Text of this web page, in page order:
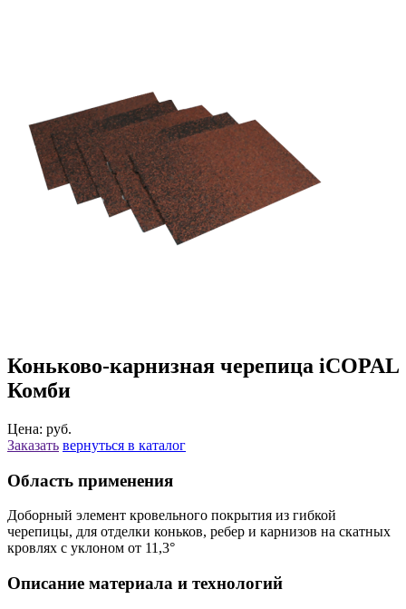
Коньково-карнизная черепица iCOPAL
Комби
Цена: руб.
Заказать вернуться в каталог
Область применения
Доборный элемент кровельного покрытия из гибкой
черепицы, для отделки коньков, ребер и карнизов на скатных
кровлях с уклоном от 11,3°
Описание материала и технологий